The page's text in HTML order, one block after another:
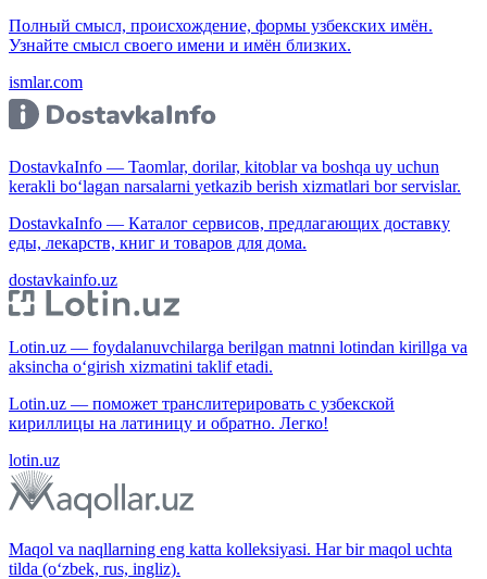
Полный смысл, происхождение, формы узбекских имён.
Узнайте смысл своего имени и имён близких.
ismlar.com
DostavkaInfo — Taomlar, dorilar, kitoblar va boshqa uy uchun
kerakli bo‘lagan narsalarni yetkazib berish xizmatlari bor servislar.
DostavkaInfo — Каталог сервисов, предлагающих доставку
еды, лекарств, книг и товаров для дома.
dostavkainfo.uz
Lotin.uz — foydalanuvchilarga berilgan matnni lotindan kirillga va
aksincha o‘girish xizmatini taklif etadi.
Lotin.uz — поможет транслитерировать с узбекской
кириллицы на латиницу и обратно. Легко!
lotin.uz
Maqol va naqllarning eng katta kolleksiyasi. Har bir maqol uchta
tilda (o‘zbek, rus, ingliz).